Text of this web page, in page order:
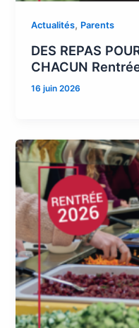
Actualités, Parents
DES REPAS
CHACUN
16 juin 2026